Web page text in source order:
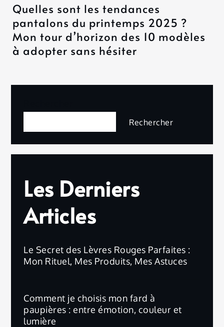
Quelles sont les tendances
pantalons du printemps 2025 ?
Mon tour d’horizon des 10 modèles
à adopter sans hésiter
Rechercher
Les Derniers
Articles
Le Secret des Lèvres Rouges Parfaites :
Mon Rituel, Mes Produits, Mes Astuces
Comment je choisis mon fard à
paupières : entre émotion, couleur et
lumière